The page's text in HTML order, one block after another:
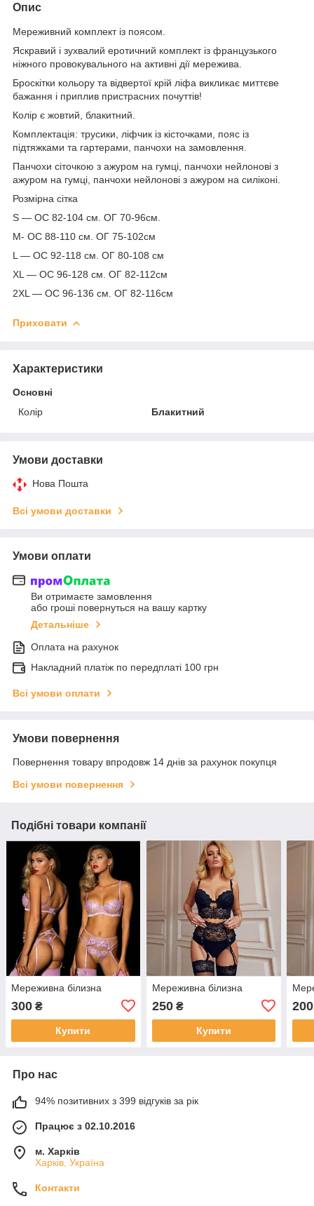
Опис
Мереживний комплект із поясом.
Яскравий і зухвалий еротичний комплект із французького
ніжного провокувального на активні дії мережива.
Броскітки кольору та відвертої крій ліфа викликає миттєве
бажання і приплив пристрасних почуттів!
Колір є жовтий, блакитний.
Комплектація: трусики, ліфчик із кісточками, пояс із
підтяжками та гартерами, панчохи на замовлення.
Панчохи сіточкою з ажуром на гумці, панчохи нейлонові з
ажуром на гумці, панчохи нейлонові з ажуром на силіконі.
Розмірна сітка
S — ОС 82-104 см. ОГ 70-96см.
M- ОС 88-110 см. ОГ 75-102см
L — ОС 92-118 см. ОГ 80-108 см
ХL — ОС 96-128 см. ОГ 82-112см
2ХL — ОС 96-136 см. ОГ 82-116см
Приховати
Характеристики
Основні
Колір
Блакитний
Умови доставки
Нова Пошта
Всі умови доставки
Умови оплати
Ви отримаєте замовлення
або гроші повернуться на вашу картку
Детальніше
Оплата на рахунок
Накладний платіж по передплаті 100 грн
Всі умови оплати
Умови повернення
Повернення товару впродовж 14 днів за рахунок покупця
Всі умови повернення
Подібні товари компанії
Мереживна білизна
300 ₴
Купити
Мереживна білизна
250₴
Купити
200
Про нас
94% позитивних з 399 відгуків за рік
Працює з 02.10.2016
м. Харків
Харків, Україна
Контакти